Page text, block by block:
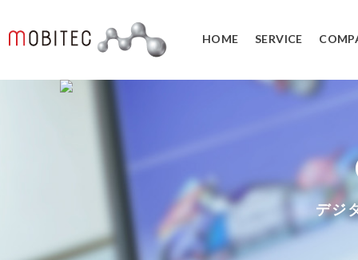
HOME SERVICE
リバースエンジニアリング
3DCADカ
３Dスキャナ販売
データ管理
デジ